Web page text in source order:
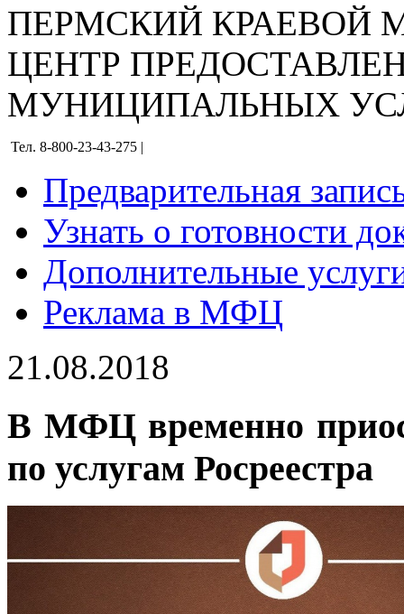
ПЕРМСКИЙ КРАЕВОЙ
ЦЕНТР
МУНИЦИПАЛЬНЫХ
Тел. 8-800-23-43-275 |
Предварительная
Узнать о готовности
Дополнительные
Реклама в МФЦ
21.08.2018
В МФЦ временно
по услугам Росреестра